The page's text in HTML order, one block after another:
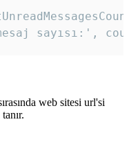
sayısı:',
web sitesi url'si